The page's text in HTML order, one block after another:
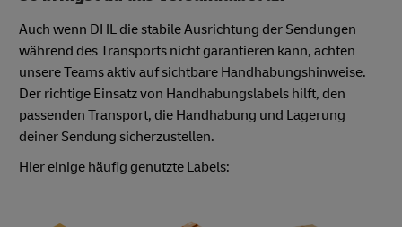
Auch wenn DHL die stabile Ausrichtung der Sendungen
während des Transports nicht garantieren kann, achten
unsere Teams aktiv auf sichtbare Handhabungshinweise.
Der richtige Einsatz von Handhabungslabels hilft, den
passenden Transport, die Handhabung und Lagerung
deiner Sendung sicherzustellen.
Hier einige häufig genutzte Labels: